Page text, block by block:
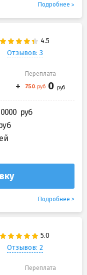
Подробнее
Отзывов: 3
Переплата
Подробнее
Отзывов: 2
Переплата